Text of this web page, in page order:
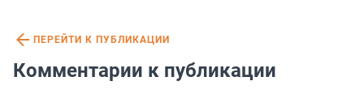
ПЕРЕЙТИ К ПУБЛИКАЦИИ
Комментарии к публикации